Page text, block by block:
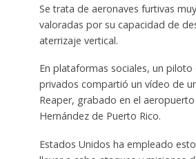
Se trata de aeronaves furtivas
valoradas por su capacidad de
aterrizaje vertical.
En plataformas sociales, un piloto
privados compartió un vídeo de
Reaper, grabado en el aeropuerto
Hernández de Puerto Rico.
Estados Unidos ha empleado